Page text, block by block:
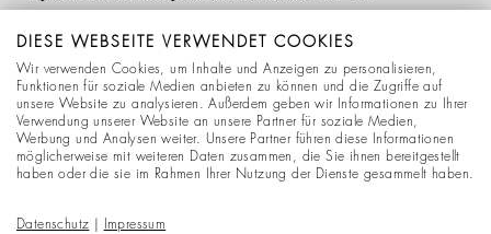
DIESE WEBSEITE VERWENDET COOKIES
Wir verwenden Cookies, um Inhalte und Anzeigen zu personalisieren,
Funktionen für soziale Medien anbieten zu können und die Zugriffe auf
unsere Website zu analysieren. Außerdem geben wir Informationen zu Ihrer
Verwendung unserer Website an unsere Partner für soziale Medien,
Werbung und Analysen weiter. Unsere Partner führen diese Informationen
möglicherweise mit weiteren Daten zusammen, die Sie ihnen bereitgestellt
haben oder die sie im Rahmen Ihrer Nutzung der Dienste gesammelt haben.
Datenschutz Impressum